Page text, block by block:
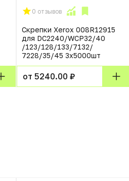
0 отзывов
Скрепки Xerox 008R12915
для DC2240/WCP32/40
/123/128/133/7132/
7228/35/45 3х5000шт
от 5240.00 ₽